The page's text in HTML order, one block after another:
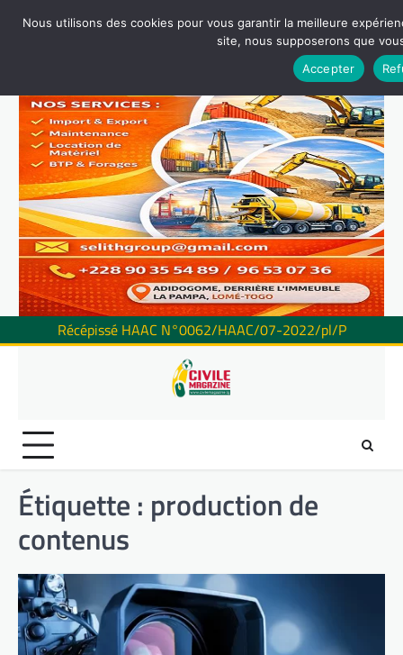
Récépissé HAAC N°0062/HAAC/07-2022/pl/P
Étiquette : production de
contenus
Nous utilisons des cookies pour vous garantir la meilleure
site, nous supposerons que
Accepter